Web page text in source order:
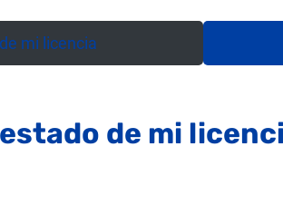
mi licencia
de mi